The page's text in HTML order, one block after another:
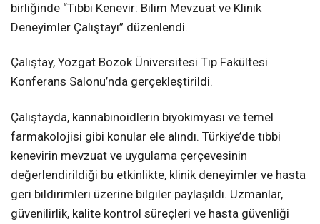
birliğinde “Tıbbi Kenevir: Bilim Mevzuat ve Klinik
Deneyimler Çalıştayı” düzenlendi.
Çalıştay, Yozgat Bozok Üniversitesi Tıp Fakültesi
Konferans Salonu’nda gerçekleştirildi.
Çalıştayda, kannabinoidlerin biyokimyası ve temel
farmakolojisi gibi konular ele alındı. Türkiye’de tıbbi
kenevirin mevzuat ve uygulama çerçevesinin
değerlendirildiği bu etkinlikte, klinik deneyimler ve hasta
geri bildirimleri üzerine bilgiler paylaşıldı. Uzmanlar,
güvenilirlik, kalite kontrol süreçleri ve hasta güvenliği